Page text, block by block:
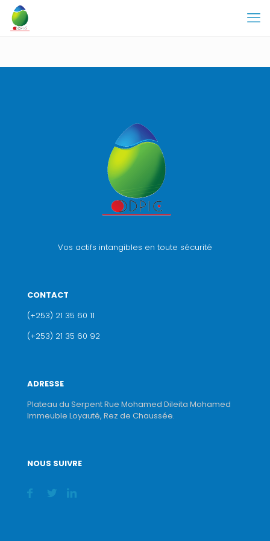
Vos actifs intangibles en toute sécurité
CONTACT
(+253) 21 35 60 11
(+253) 21 35 60 92
ADRESSE
Plateau du Serpent Rue Mohamed Dileita Mohamed
Immeuble Loyauté, Rez de Chaussée.
NOUS SUIVRE